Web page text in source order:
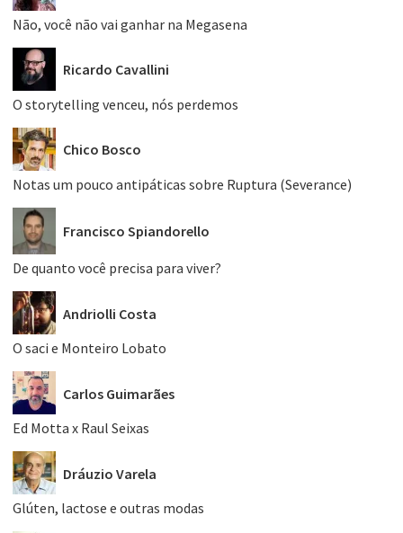
Não, você não vai ganhar na Megasena
Ricardo Cavallini
O storytelling venceu, nós perdemos
Chico Bosco
Notas um pouco antipáticas sobre Ruptura (Severance)
Francisco Spiandorello
De quanto você precisa para viver?
Andriolli Costa
O saci e Monteiro Lobato
Carlos Guimarães
Ed Motta x Raul Seixas
Dráuzio Varela
Glúten, lactose e outras modas